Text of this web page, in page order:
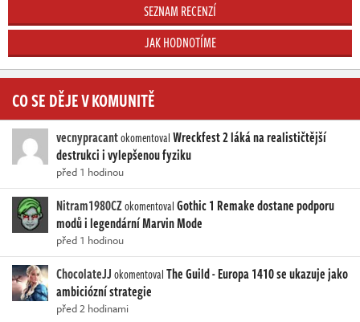
SEZNAM RECENZÍ
JAK HODNOTÍME
CO SE DĚJE V KOMUNITĚ
vecnypracantokomentovalWreckfest 2 láká na realističtější
destrukci i vylepšenou fyziku
před 1 hodinou
Nitram1980CZokomentovalGothic 1 Remake dostane podporu
modů i legendární Marvin Mode
před 1 hodinou
ChocolateJJokomentovalThe Guild - Europa 1410 se ukazuje jako
ambiciózní strategie
před 2 hodinami